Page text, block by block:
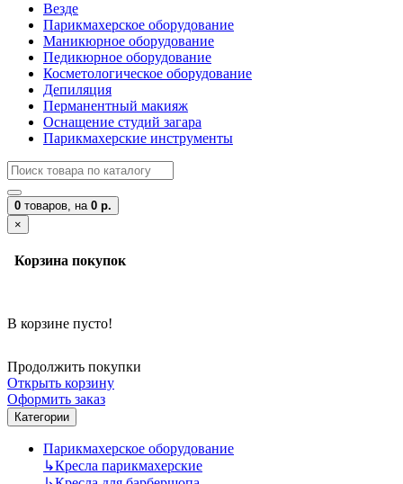
Везде
Парикмахерское оборудование
Маникюрное оборудование
Педикюрное оборудование
Косметологическое оборудование
Депиляция
Перманентный макияж
Оснащение студий загара
Парикмахерские инструменты
0 товаров, на 0 р.
×
Корзина покупок
В корзине пусто!
Продолжить покупки
Открыть корзину
Оформить заказ
Категории
Парикмахерское оборудование
↳Кресла парикмахерские